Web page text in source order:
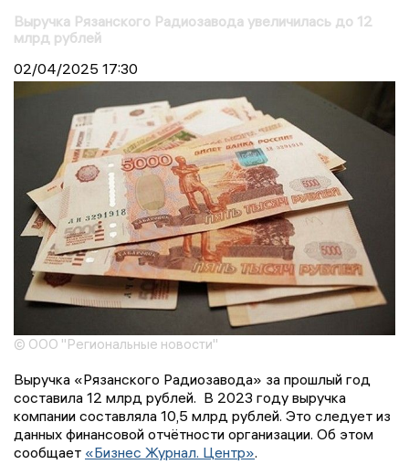
Выручка Рязанского Радиозавода увеличилась до 12
млрд рублей
02/04/2025 17:30
© ООО "Региональные новости"
Выручка «Рязанского Радиозавода» за прошлый год
составила 12 млрд рублей. В 2023 году выручка
компании составляла 10,5 млрд рублей. Это следует из
данных финансовой отчётности организации. Об этом
сообщает «Бизнес Журнал. Центр».